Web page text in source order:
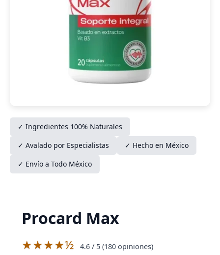
✓ Ingredientes 100% Naturales
✓ Avalado por Especialistas
✓ Hecho en México
✓ Envío a Todo México
Procard Max
★★★★½ 4.6 / 5 (180 opiniones)